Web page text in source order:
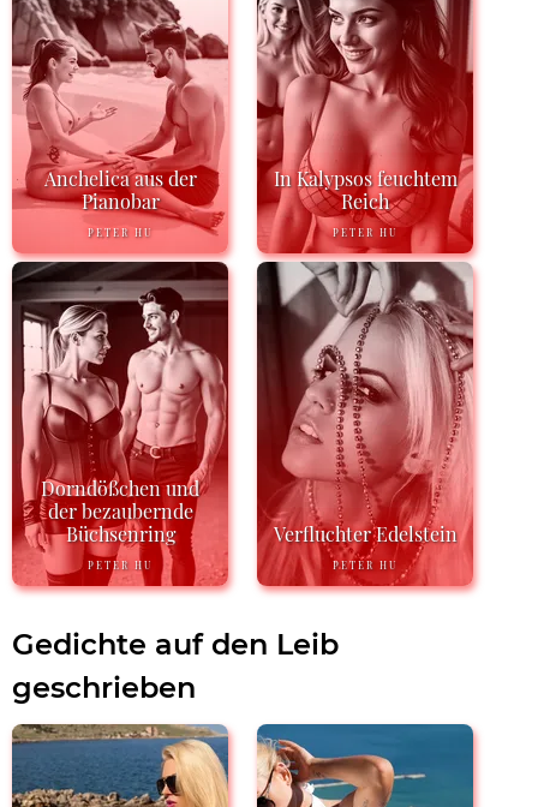
Anchelica aus der
Pianobar
PETER HU
In Kalypsos feuchtem
Reich
PETER HU
Dorndößchen und
der bezaubernde
Büchsenring
PETER HU
Verfluchter Edelstein
PETER HU
Gedichte auf den Leib
geschrieben